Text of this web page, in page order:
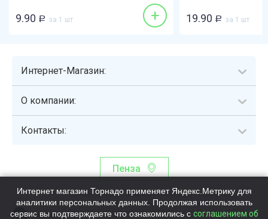
9.90 Р за 1 шт + 19.90 Р за 1 шт
Интернет-Магазин:
О компании:
Контакты:
Пенза
Торнадо - интернет-гипермаркет, осуществляющий сборку,
выдачу и доставку готовых наборов продуктов питания.
Общество с ограниченной ответственностью «Торнадо» (ОГРН
Интернет магазин Торнадо применяет Яндекс.Метрику для
аналитики персональных данных. Продолжая использовать
сервис вы подтверждаете что ознакомились с соглашением об